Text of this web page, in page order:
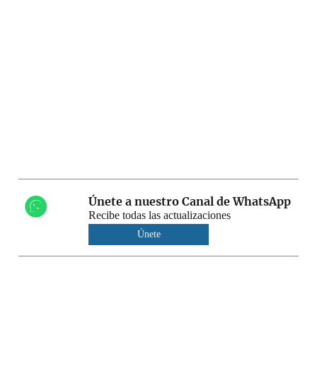
Únete a nuestro Canal de WhatsApp
Recibe todas las actualizaciones
Únete